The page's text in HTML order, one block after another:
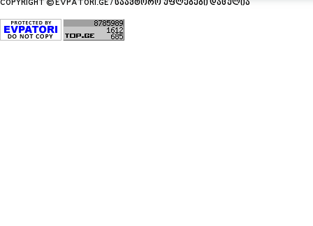
COPYRIGHT © EVPATORI.GE / საავტორო უფლებები დაცულია